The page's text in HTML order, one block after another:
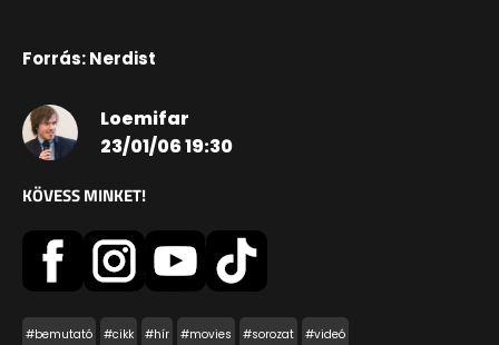
Forrás: Nerdist
Loemifar
23/01/06 19:30
KÖVESS MINKET!
#bemutató #cikk #hír #movies #sorozat #videó